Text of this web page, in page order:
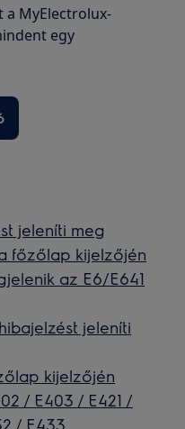
a MyElectrolux-
egy
jeleníti meg
főzőlap kijelzőjén
az E6/E641
jeleníti
kijelzőjén
/ E403 / E421 /
/ E433